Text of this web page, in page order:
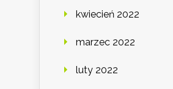
kwiecień 2022
marzec 2022
luty 2022